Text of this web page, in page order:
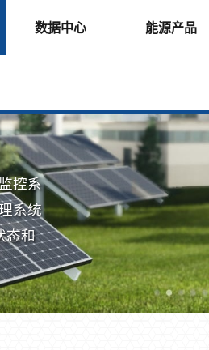
数据中心 能源产品
控系
系统
态和